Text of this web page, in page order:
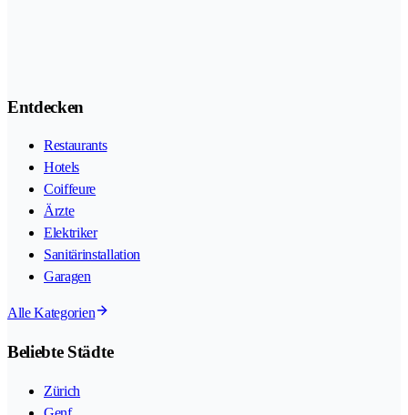
Entdecken
Restaurants
Hotels
Coiffeure
Ärzte
Elektriker
Sanitärinstallation
Garagen
Alle Kategorien
Beliebte Städte
Zürich